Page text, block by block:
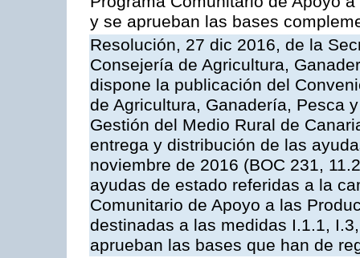
y se aprueban las bases
Resolución, 27 dic 2016, de la
Consejería de Agricultura,
dispone la publicación del
de Agricultura, Ganadería, Pesca
Gestión del Medio Rural de
entrega y distribución de las
noviembre de 2016 (BOC 231,
ayudas de estado referidas a la
Comunitario de Apoyo a las
destinadas a las medidas I.1.1,
aprueban las bases que han de